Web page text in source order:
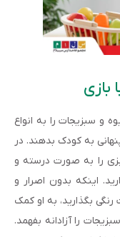
و سبزیجات را به انواع
به کودک بدهند. در
را به صورت درسته و
اینکه بدون اصرار و
بگذارید، به او کمک
را آزادانه بفهمد.